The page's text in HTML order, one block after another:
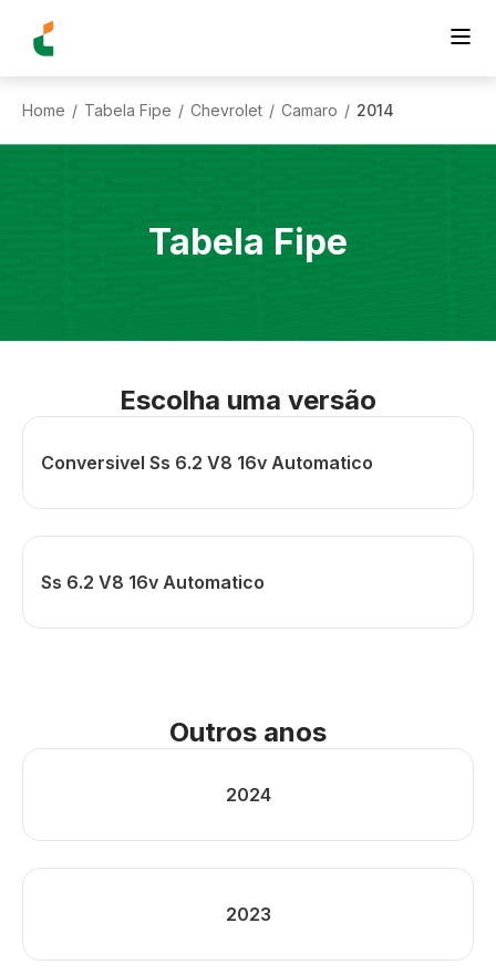
Home / Tabela Fipe / Chevrolet / Camaro / 2014
Tabela Fipe
Escolha uma versão
Conversivel Ss 6.2 V8 16v Automatico
Ss 6.2 V8 16v Automatico
Outros anos
2024
2023